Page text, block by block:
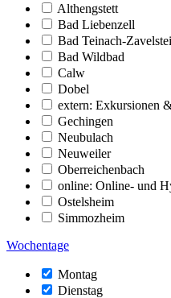
Althengstett
Bad Liebenzell
Bad Teinach-
Bad Wildbad
Calw
Dobel
extern: Exkursionen
Gechingen
Neubulach
Neuweiler
Oberreichenbach
online: Online- und
Ostelsheim
Simmozheim
Wochentage
Montag
Dienstag